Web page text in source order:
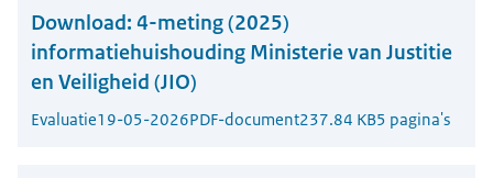
Download: 4-meting (2025)
informatiehuishouding Ministerie van Justitie
en Veiligheid (JIO)
Evaluatie19-05-2026PDF-document237.84 KB5 pagina's